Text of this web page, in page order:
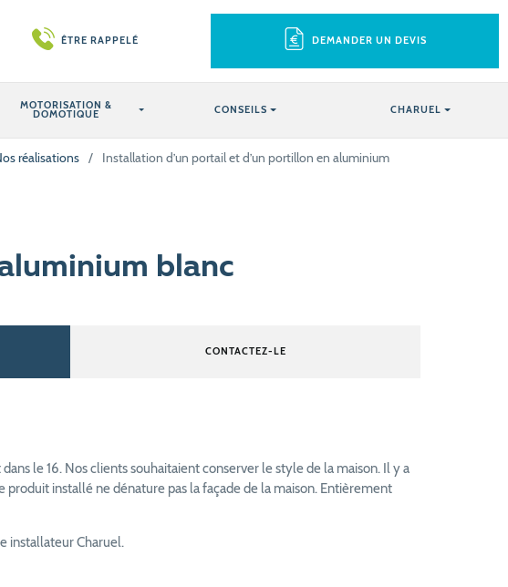
ÊTRE RAPPELÉ DEMANDER UN DEVIS
MOTORISATION &
DOMOTIQUE CONSEILS CHARUEL
réalisations /
Installation d’un portail et d’un portillon en aluminium
blanc
CONTACTEZ-LE
le 16. Nos clients souhaitaient conserver le style de la maison. Il y a
installé ne dénature pas la façade de la maison. Entièrement
installateur Charuel.